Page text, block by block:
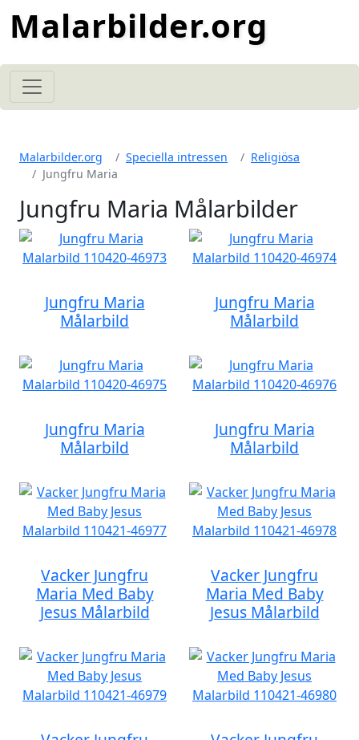
Malarbilder.org
Malarbilder.org Speciella intressen
Religiösa
Jungfru Maria
Jungfru Maria Målarbilder
Jungfru Maria
Målarbild
Jungfru Maria
Målarbild
Jungfru Maria
Målarbild
Jungfru Maria
Målarbild
Vacker Jungfru
Maria Med Baby
Jesus Målarbild
Vacker Jungfru
Maria Med Baby
Jesus Målarbild